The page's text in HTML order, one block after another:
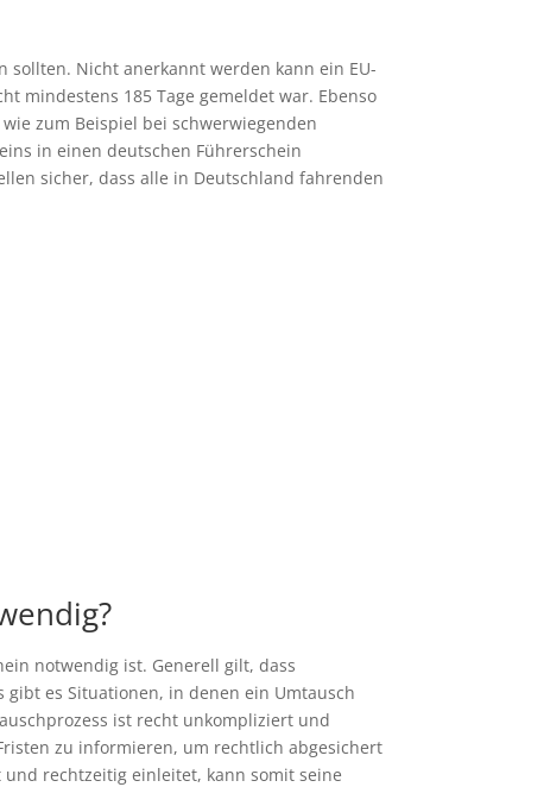
sollten. Nicht anerkannt werden kann ein EU-
mindestens 185 Tage gemeldet war. Ebenso
zum Beispiel bei schwerwiegenden
in einen deutschen Führerschein
sicher, dass alle in Deutschland fahrenden
notwendig ist. Generell gilt, dass
es Situationen, in denen ein Umtausch
ist recht unkompliziert und
zu informieren, um rechtlich abgesichert
rechtzeitig einleitet, kann somit seine